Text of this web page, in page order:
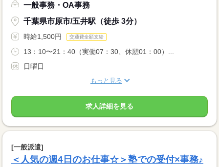
一般事務・OA事務
千葉県市原市/五井駅（徒歩 3分）
時給1,500円 交通費全額支給
13：10〜21：40（実働07：30、休憩01：00）...
日曜日
もっと見る
求人詳細を見る
[一般派遣]
＜人気の週4日のお仕事☆＞塾での受付×事務♪